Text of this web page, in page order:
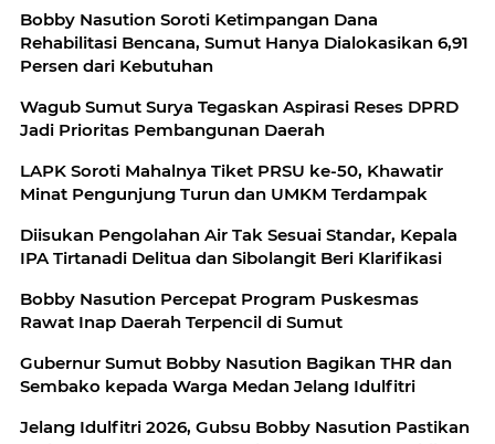
Bobby Nasution Soroti Ketimpangan Dana
Rehabilitasi Bencana, Sumut Hanya Dialokasikan 6,91
Persen dari Kebutuhan
Wagub Sumut Surya Tegaskan Aspirasi Reses DPRD
Jadi Prioritas Pembangunan Daerah
LAPK Soroti Mahalnya Tiket PRSU ke-50, Khawatir
Minat Pengunjung Turun dan UMKM Terdampak
Diisukan Pengolahan Air Tak Sesuai Standar, Kepala
IPA Tirtanadi Delitua dan Sibolangit Beri Klarifikasi
Bobby Nasution Percepat Program Puskesmas
Rawat Inap Daerah Terpencil di Sumut
Gubernur Sumut Bobby Nasution Bagikan THR dan
Sembako kepada Warga Medan Jelang Idulfitri
Jelang Idulfitri 2026, Gubsu Bobby Nasution Pastikan